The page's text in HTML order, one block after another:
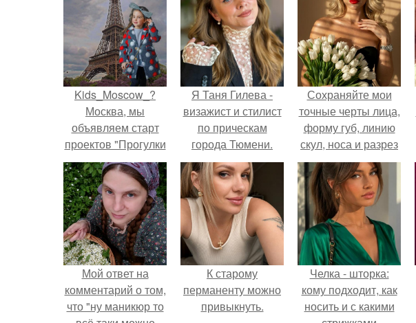
Kids_Moscow_?
Москва, мы
объявляем старт
проектов "Прогулки
по Европе"!
Я Таня Гилева -
визажист и стилист
по прическам
города Тюмени.
Сохраняйте мои
точные черты лица,
форму губ, линию
скул, носа и разрез
глаз.
Мой ответ на
комментарий о том,
что "ну маникюр то
К старому
перманенту можно
привыкнуть.
Челка - шторка:
кому подходит, как
носить и с какими